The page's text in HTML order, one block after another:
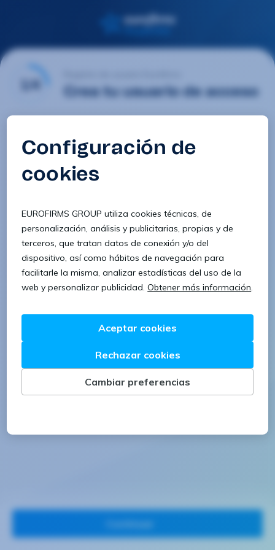
1/4 Crea tu usuario de acceso
Contraseña
Confirmar contraseña
8 caracteres 1 letra minúscula
1 letra mayúscula 1 número